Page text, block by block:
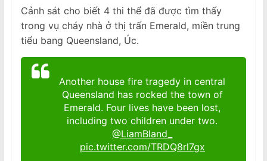
p
e
r
Cảnh sát cho biết 4 thi thể đã được tìm thấy
trong vụ cháy nhà ở thị trấn Emerald, miền trung
tiểu bang Queensland, Úc.
Another house fire tragedy in central
Queensland has rocked the town of
Emerald. Four lives have been lost,
including two children under two.
@LiamBland_
pic.twitter.com/TRDQ8rl7gx